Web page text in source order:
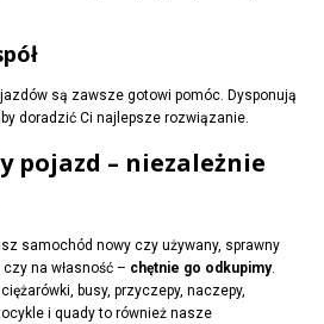
są zawsze gotowi pomóc. Dysponują
doradzić Ci najlepsze rozwiązanie.
pojazd – niezależnie
samochód nowy czy używany, sprawny
na własność – chętnie go odkupimy.
busy, przyczepy, naczepy,
i quady to również nasze